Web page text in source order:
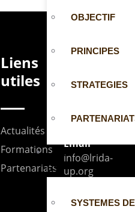
OBJECTIF
PRINCIPES
STRATEGIES
UNIT
ÉS
SYSTEMES
Liens
utiles
Actualités
Formations
Partenariats
Email
info@lrida-
up.org
Adresse